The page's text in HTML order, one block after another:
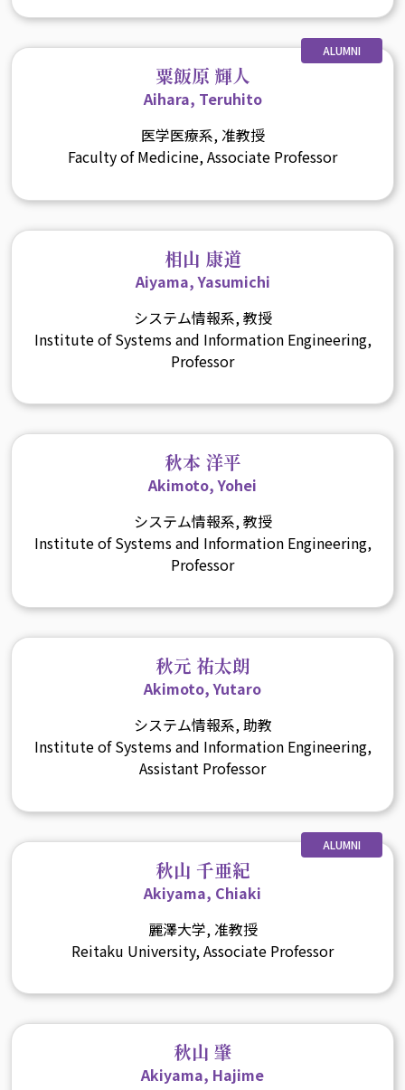
ALUMNI
粟飯原 輝人
Aihara, Teruhito
医学医療系, 准教授
Faculty of Medicine, Associate Professor
相山 康道
Aiyama, Yasumichi
システム情報系, 教授
Institute of Systems and Information Engineering,
Professor
秋本 洋平
Akimoto, Yohei
システム情報系, 教授
Institute of Systems and Information Engineering,
Professor
秋元 祐太朗
Akimoto, Yutaro
システム情報系, 助教
Institute of Systems and Information Engineering,
Assistant Professor
ALUMNI
秋山 千亜紀
Akiyama, Chiaki
麗澤大学, 准教授
Reitaku University, Associate Professor
秋山 肇
Akiyama, Hajime